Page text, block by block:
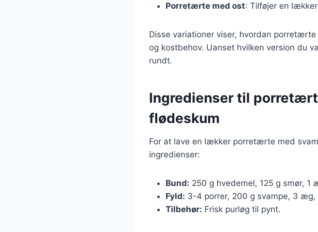
Porretærte med ost: Tilføjer en
Disse variationer viser, hvordan
og kostbehov. Uanset hvilken version du
rundt.
Ingredienser til
flødeskum
For at lave en lækker porretærte med
ingredienser:
Bund: 250 g hvedemel, 125 g smør,
Fyld: 3-4 porrer, 200 g svampe, 3
Tilbehør: Frisk purløg til pynt.